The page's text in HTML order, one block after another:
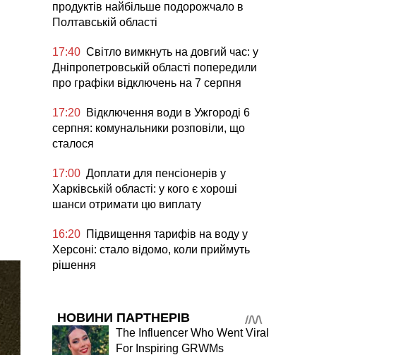
продуктів найбільше подорожчало в
Полтавській області
17:40 Світло вимкнуть на довгий час: у
Дніпропетровській області попередили
про графіки відключень на 7 серпня
17:20 Відключення води в Ужгороді 6
серпня: комунальники розповіли, що
сталося
17:00 Доплати для пенсіонерів у
Харківській області: у кого є хороші
шанси отримати цю виплату
16:20 Підвищення тарифів на воду у
Херсоні: стало відомо, коли приймуть
рішення
НОВИНИ ПАРТНЕРІВ
The Influencer Who Went Viral
For Inspiring GRWMs